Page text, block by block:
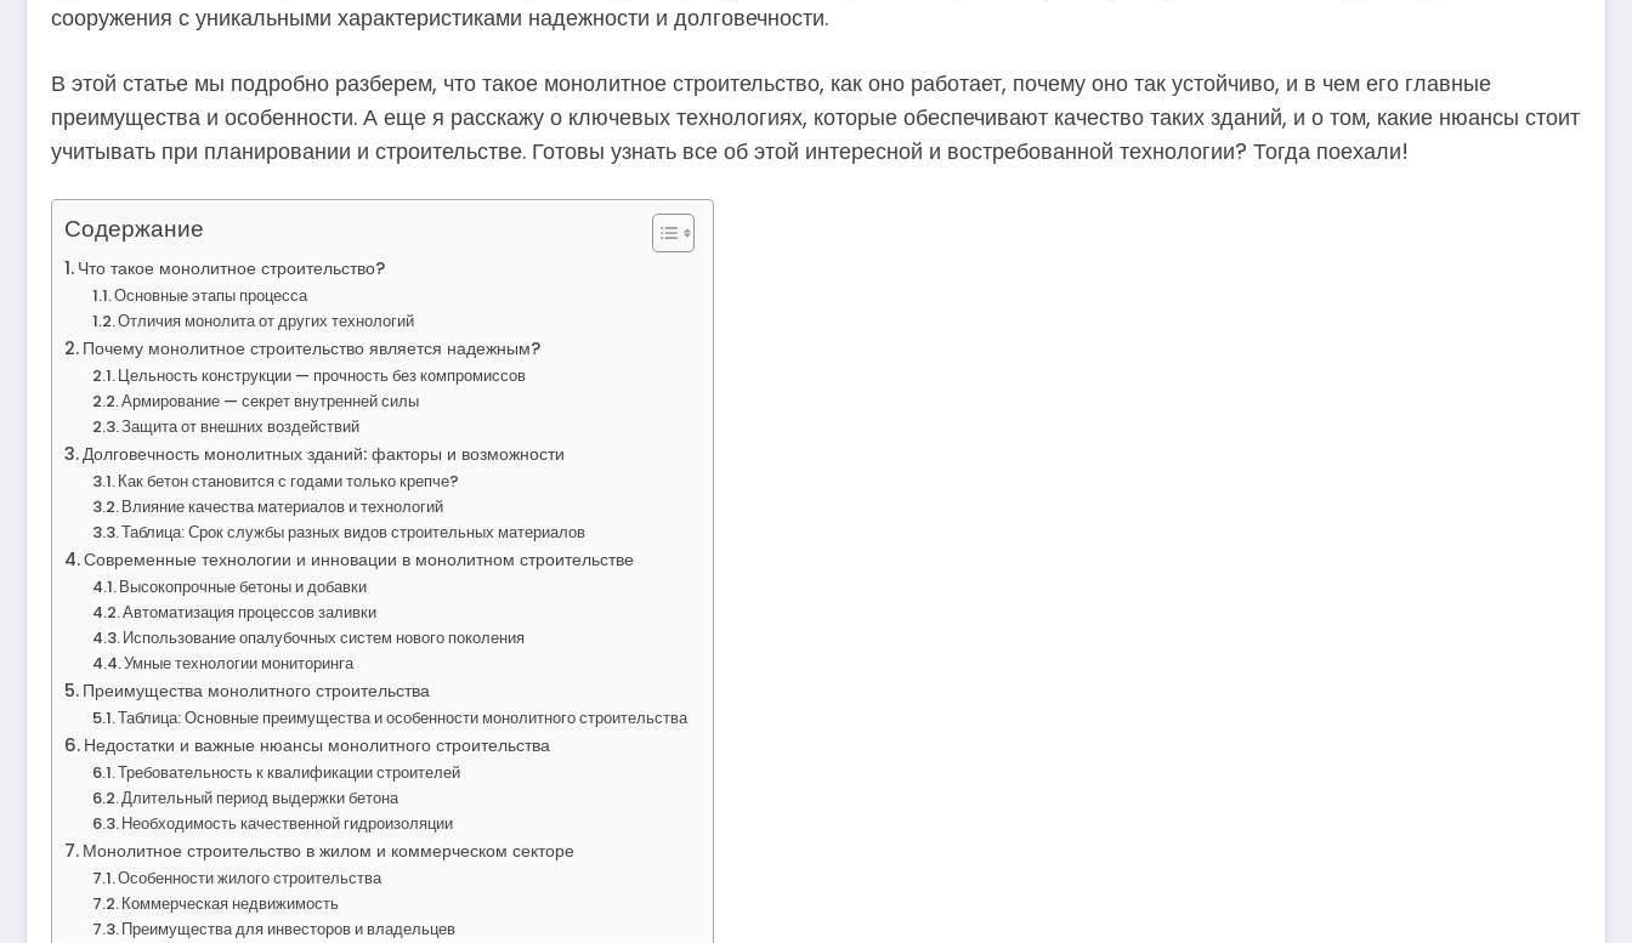
сооружения с уникальными характеристиками надежности и долговечности.
В этой статье мы подробно разберем, что такое монолитное строительство, как оно работает, почему оно так устойчиво, и в чем его главные
преимущества и особенности. А еще я расскажу о ключевых технологиях, которые обеспечивают качество таких зданий, и о том, какие нюансы стоит
учитывать при планировании и строительстве. Готовы узнать все об этой интересной и востребованной технологии? Тогда поехали!
Содержание
Что такое монолитное строительство?
Основные этапы процесса
Отличия монолита от других технологий
Почему монолитное строительство является надежным?
Цельность конструкции — прочность без компромиссов
Армирование — секрет внутренней силы
Защита от внешних воздействий
Долговечность монолитных зданий: факторы и возможности
Как бетон становится с годами только крепче?
Влияние качества материалов и технологий
Таблица: Срок службы разных видов строительных материалов
Современные технологии и инновации в монолитном строительстве
Высокопрочные бетоны и добавки
Автоматизация процессов заливки
Использование опалубочных систем нового поколения
Умные технологии мониторинга
Преимущества монолитного строительства
Таблица: Основные преимущества и особенности монолитного строительства
Недостатки и важные нюансы монолитного строительства
Требовательность к квалификации строителей
Длительный период выдержки бетона
Необходимость качественной гидроизоляции
Монолитное строительство в жилом и коммерческом секторе
Особенности жилого строительства
Коммерческая недвижимость
Преимущества для инвесторов и владельцев